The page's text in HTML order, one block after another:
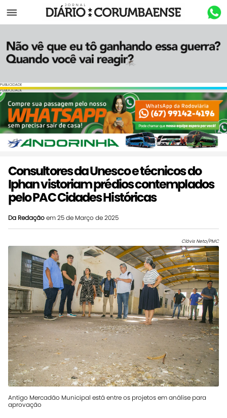
Menu
PUBLICIDADE
PUBLICIDADE
Consultores da Unesco e técnicos do
Iphan vistoriam prédios contemplados
pelo PAC Cidades Históricas
Da Redaçãoem 25 de Março de 2025
Clóvis Neto/PMC
Antigo Mercadão Municipal está entre os projetos em análise para
aprovação